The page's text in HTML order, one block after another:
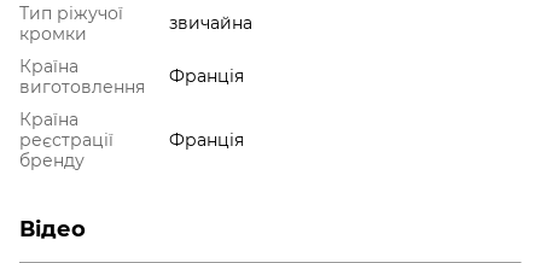
Тип ріжучої
кромки
звичайна
Країна
виготовлення
Франція
Країна
реєстрації
бренду
Франція
Відео